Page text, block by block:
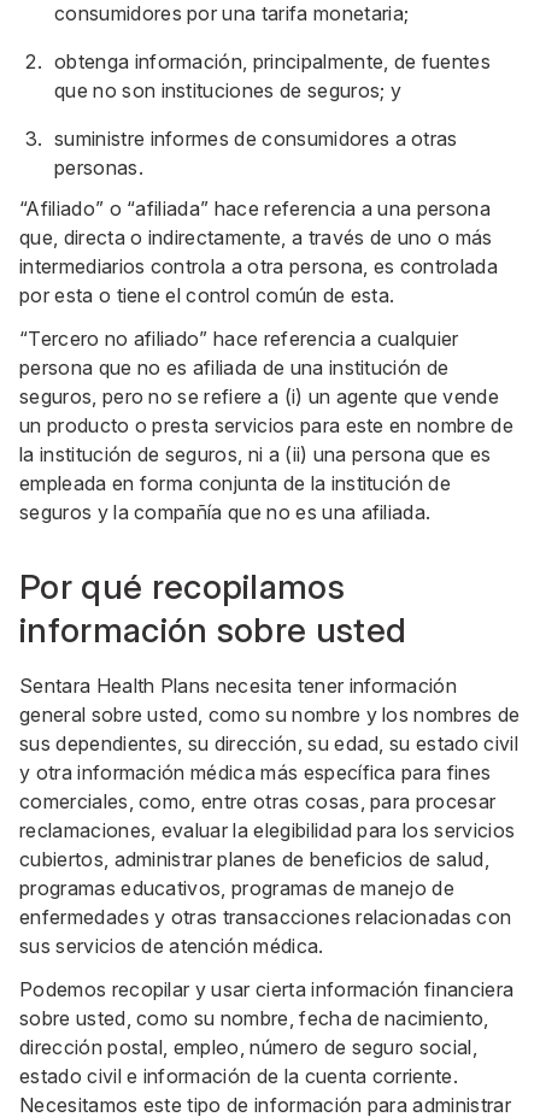
consumidores por una tarifa monetaria;
obtenga información, principalmente, de fuentes
que no son instituciones de seguros; y
suministre informes de consumidores a otras
personas.
“Afiliado” o “afiliada” hace referencia a una persona
que, directa o indirectamente, a través de uno o más
intermediarios controla a otra persona, es controlada
por esta o tiene el control común de esta.
“Tercero no afiliado” hace referencia a cualquier
persona que no es afiliada de una institución de
seguros, pero no se refiere a (i) un agente que vende
un producto o presta servicios para este en nombre de
la institución de seguros, ni a (ii) una persona que es
empleada en forma conjunta de la institución de
seguros y la compañía que no es una afiliada.
Por qué recopilamos
información sobre usted
Sentara Health Plans necesita tener información
general sobre usted, como su nombre y los nombres de
sus dependientes, su dirección, su edad, su estado civil
y otra información médica más específica para fines
comerciales, como, entre otras cosas, para procesar
reclamaciones, evaluar la elegibilidad para los servicios
cubiertos, administrar planes de beneficios de salud,
programas educativos, programas de manejo de
enfermedades y otras transacciones relacionadas con
sus servicios de atención médica.
Podemos recopilar y usar cierta información financiera
sobre usted, como su nombre, fecha de nacimiento,
dirección postal, empleo, número de seguro social,
estado civil e información de la cuenta corriente.
Necesitamos este tipo de información para administrar